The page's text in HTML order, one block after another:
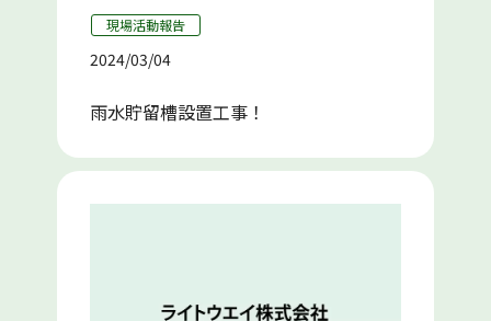
現場活動報告
2024/03/04
雨水貯留槽設置工事！